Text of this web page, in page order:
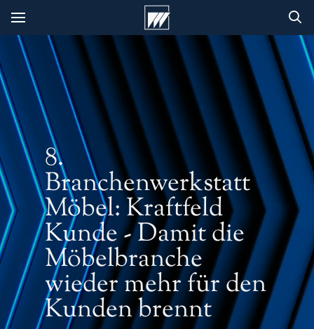
8.
Branchenwerkstatt
Möbel: Kraftfeld
Kunde - Damit die
Möbelbranche
wieder mehr für den
Kunden brennt